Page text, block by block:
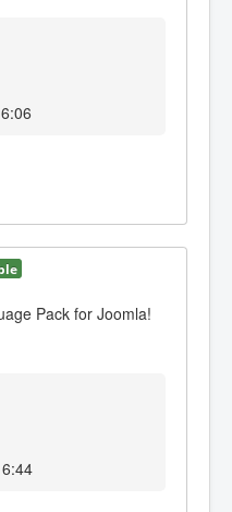
Pack for Joomla!